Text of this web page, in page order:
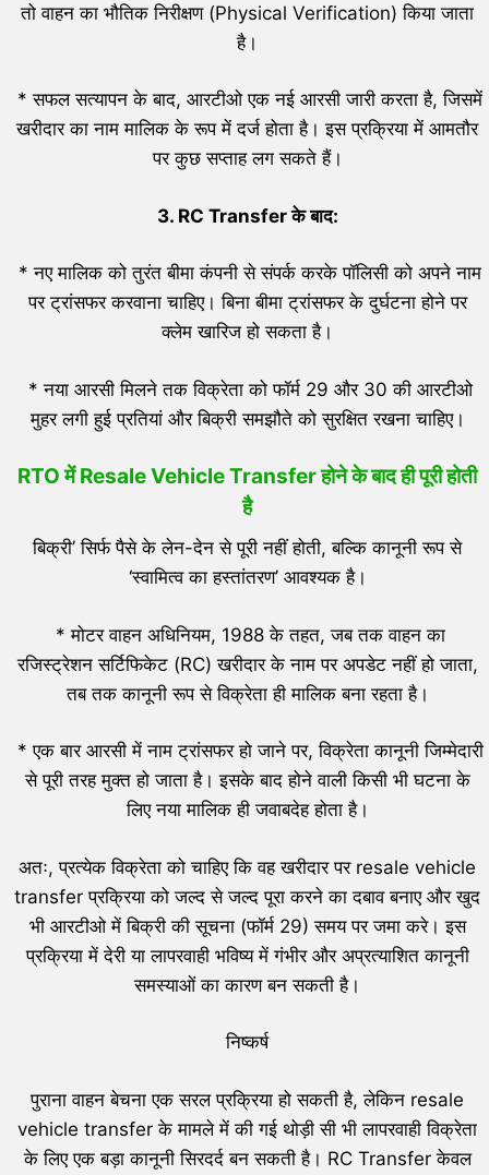
तो वाहन का भौतिक निरीक्षण (Physical Verification) किया जाता
है।
* सफल सत्यापन के बाद, आरटीओ एक नई आरसी जारी करता है, जिसमें
खरीदार का नाम मालिक के रूप में दर्ज होता है। इस प्रक्रिया में आमतौर
पर कुछ सप्ताह लग सकते हैं।
3. RC Transfer के बाद:
* नए मालिक को तुरंत बीमा कंपनी से संपर्क करके पॉलिसी को अपने नाम
पर ट्रांसफर करवाना चाहिए। बिना बीमा ट्रांसफर के दुर्घटना होने पर
क्लेम खारिज हो सकता है।
* नया आरसी मिलने तक विक्रेता को फॉर्म 29 और 30 की आरटीओ
मुहर लगी हुई प्रतियां और बिक्री समझौते को सुरक्षित रखना चाहिए।
RTO मेंResale Vehicle Transferहोने के बाद ही पूरी होती
है
बिक्री’ सिर्फ पैसे के लेन-देन से पूरी नहीं होती, बल्कि कानूनी रूप से
‘स्वामित्व का हस्तांतरण’ आवश्यक है।
* मोटर वाहन अधिनियम, 1988 के तहत, जब तक वाहन का
रजिस्ट्रेशन सर्टिफिकेट (RC) खरीदार के नाम पर अपडेट नहीं हो जाता,
तब तक कानूनी रूप से विक्रेता ही मालिक बना रहता है।
* एक बार आरसी में नाम ट्रांसफर हो जाने पर, विक्रेता कानूनी जिम्मेदारी
से पूरी तरह मुक्त हो जाता है। इसके बाद होने वाली किसी भी घटना के
लिए नया मालिक ही जवाबदेह होता है।
अतः, प्रत्येक विक्रेता को चाहिए कि वह खरीदार पर resale vehicle
transfer प्रक्रिया को जल्द से जल्द पूरा करने का दबाव बनाए और खुद
भी आरटीओ में बिक्री की सूचना (फॉर्म 29) समय पर जमा करे। इस
प्रक्रिया में देरी या लापरवाही भविष्य में गंभीर और अप्रत्याशित कानूनी
समस्याओं का कारण बन सकती है।
निष्कर्ष
पुराना वाहन बेचना एक सरल प्रक्रिया हो सकती है, लेकिन resale
vehicle transfer के मामले में की गई थोड़ी सी भी लापरवाही विक्रेता
के लिए एक बड़ा कानूनी सिरदर्द बन सकती है। RC Transfer केवल